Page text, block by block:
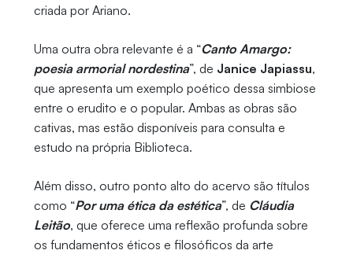
criada por Ariano.
Uma outra obra relevante é a “Canto Amargo:
poesia armorial nordestina”, de Janice Japiassu,
que apresenta um exemplo poético dessa simbiose
entre o erudito e o popular. Ambas as obras são
cativas, mas estão disponíveis para consulta e
estudo na própria Biblioteca.
Além disso, outro ponto alto do acervo são títulos
como “Por uma ética da estética”, de Cláudia
Leitão, que oferece uma reflexão profunda sobre
os fundamentos éticos e filosóficos da arte